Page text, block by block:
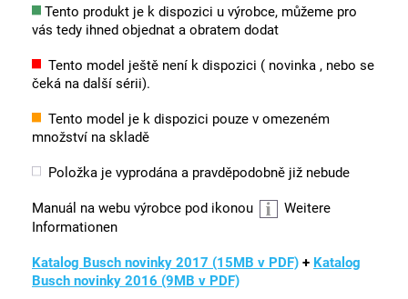
Tento produkt je k dispozici u výrobce, můžeme pro
vás tedy ihned objednat a obratem dodat
Tento model ještě není k dispozici ( novinka , nebo se
čeká na další sérii).
Tento model je k dispozici pouze v omezeném
množství na skladě
Položka je vyprodána a pravděpodobně již nebude
Manuál na webu výrobce pod ikonou
Weitere
Informationen
Katalog Busch novinky 2017 (15MB v PDF) + Katalog
Busch novinky 2016 (9MB v PDF)